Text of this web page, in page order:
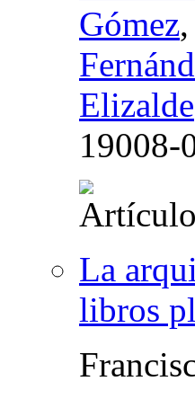
Gómez,
Elizalde
19008-
La
libros